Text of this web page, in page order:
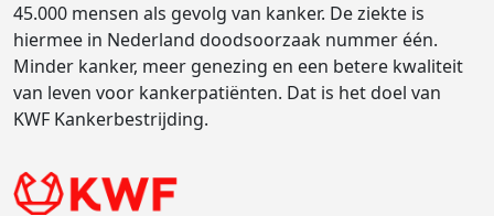
45.000 mensen als gevolg van kanker. De ziekte is
hiermee in Nederland doodsoorzaak nummer één.
Minder kanker, meer genezing en een betere kwaliteit
van leven voor kankerpatiënten. Dat is het doel van
KWF Kankerbestrijding.